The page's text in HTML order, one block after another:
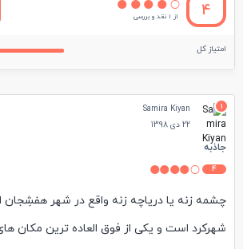
4 از 1 نقد و بررسی
امتیاز کل
1
Samira Kiyan
22 دی 1398
جاذبه
4
چشمه زنه یا دریاچه زنه واقع در شهر هفشِجان
شهرکرد است و یکی از فوق العاده ترین مکان